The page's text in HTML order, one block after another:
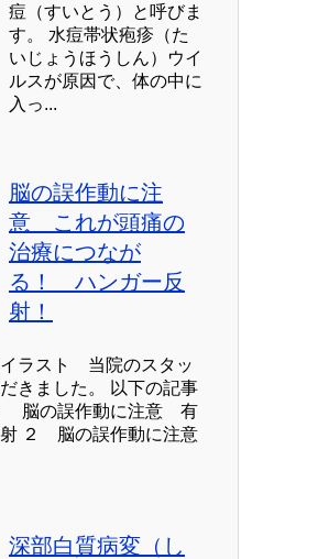
痘（すいとう）と呼びま
す。 水痘帯状疱疹（た
いじょうほうしん）ウイ
ルスが原因で、体の中に
入っ...
脳の誤作動に注
意 これが頭痛の
治療につなが
る！ ハンガー反
射！
ラスト 当院のスタッ
きました。 以下の記事
脳の誤作動に注意 有
２ 脳の誤作動に注意
深部白質病変（し